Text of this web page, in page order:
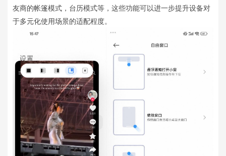
友商的帐篷模式，台历模式等，这些功能可以进一步提升设备对
于多元化使用场景的适配程度。